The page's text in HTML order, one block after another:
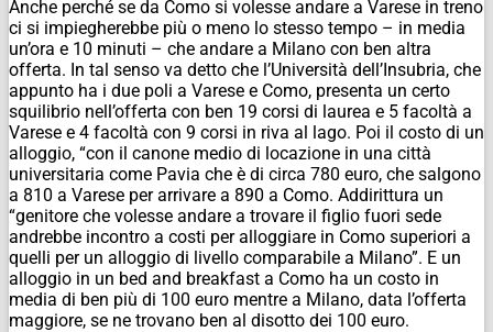
Anche perché se da Como si volesse andare a Varese in treno
ci si impiegherebbe più o meno lo stesso tempo – in media
un’ora e 10 minuti – che andare a Milano con ben altra
offerta. In tal senso va detto che l’Università dell’Insubria, che
appunto ha i due poli a Varese e Como, presenta un certo
squilibrio nell’offerta con ben 19 corsi di laurea e 5 facoltà a
Varese e 4 facoltà con 9 corsi in riva al lago. Poi il costo di un
alloggio, “con il canone medio di locazione in una città
universitaria come Pavia che è di circa 780 euro, che salgono
a 810 a Varese per arrivare a 890 a Como. Addirittura un
“genitore che volesse andare a trovare il figlio fuori sede
andrebbe incontro a costi per alloggiare in Como superiori a
quelli per un alloggio di livello comparabile a Milano”. E un
alloggio in un bed and breakfast a Como ha un costo in
media di ben più di 100 euro mentre a Milano, data l’offerta
maggiore, se ne trovano ben al disotto dei 100 euro.